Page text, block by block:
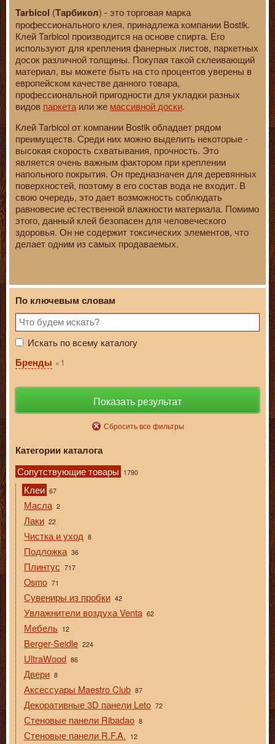
Tarbicol (Тарбикол) - это торговая марка
профессионального клея, принадлежа компании Bostik.
Клей Tarbicol производится на основе спирта. Его
используют для крепления фанерных листов, паркетных
досок различной толщины. Покупая такой склеивающий
материал, вы можете быть на сто процентов уверены в
европейском качестве данного товара,
профессиональной пригодности для укладки разных
видов паркета или же массивной доски.
Клей Tarbicol от компании Bostik обладает рядом
преимуществ. Среди них можно выделить некоторые -
высокая скорость схватывания, прочность. Это
является очень важным фактором при креплении
напольного покрытия. Он предназначен для деревянных
поверхностей, поэтому в его состав вода не входит. В
свою очередь, это дает возможность соблюдать
равновесие естественной влажности материала. Помимо
этого, данный клей безопасен для человеческого
здоровья. Он не содержит токсических элементов, что
делает одним из самых продаваемых.
По ключевым словам
Искать по всему каталогу
Бренды
1
Показать результат
Сбросить все фильтры
Категории каталога
Сопутствующие товары 1790
Клеи 67
Масла 2
Лаки 22
Чистка и уход 8
Подложка 36
Плинтус 717
Osmo 71
Сувениры из пробки 42
Увлажнители воздуха Venta 62
Мебель 12
Berger-Seidle 224
UltraWood 86
Двери 8
Аксессуары Maestro Club 87
Декоративные 3D панели Leto 72
Стеновые панели Ribadao 8
Стеновые панели R.F.A. 12